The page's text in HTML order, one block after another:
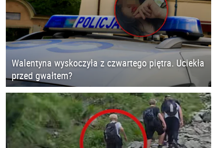
Walentyna wyskoczyła z czwartego piętra. Uciekła
przed gwałtem?